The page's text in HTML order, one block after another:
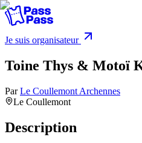
Je suis organisateur
Toine Thys & Motoï
Par Le Coullemont Archennes
Le Coullemont
Description